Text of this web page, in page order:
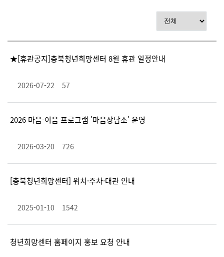
★[휴관공지]충북청년희망센터 8월 휴관 일정안내
2026-07-22 57
2026 마음-이음 프로그램 '마음상담소' 운영
2026-03-20 726
[충북청년희망센터] 위치·주차·대관 안내
2025-01-10 1542
청년희망센터 홈페이지 홍보 요청 안내